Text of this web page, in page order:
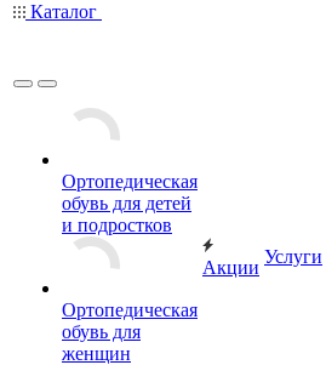
Каталог
Ортопедическая
обувь для детей
и подростков
Ортопедическая
обувь для
женщин
Акции
Услуги